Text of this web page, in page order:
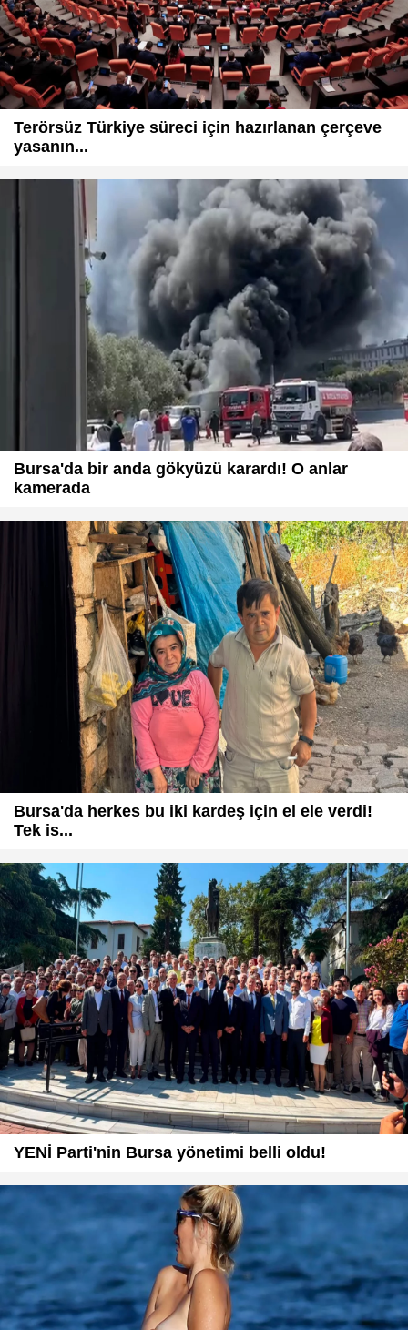
Terörsüz Türkiye süreci için hazırlanan çerçeve
yasanın...
Bursa'da bir anda gökyüzü karardı! O anlar
kamerada
Bursa'da herkes bu iki kardeş için el ele verdi!
Tek is...
YENİ Parti'nin Bursa yönetimi belli oldu!